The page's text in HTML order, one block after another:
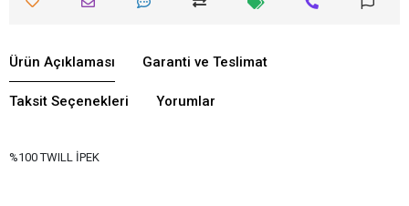
Ürün Açıklaması Garanti ve Teslimat
Taksit Seçenekleri Yorumlar
%100 TWILL İPEK